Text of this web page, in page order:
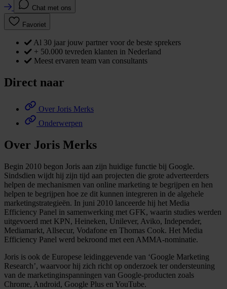
Chat met ons
Favoriet
Al 30 jaar jouw partner voor de beste sprekers
+ 50.000 tevreden klanten in Nederland
Meest ervaren team van consultants
Direct naar
Over Joris Merks
Onderwerpen
Over Joris Merks
Begin 2010 begon Joris aan zijn huidige functie bij Google.
Sindsdien wijdt hij zijn tijd aan projecten die grote adverteerders
helpen de mechanismen van online marketing te begrijpen en hen
helpen te begrijpen hoe ze dit kunnen integreren in de algehele
marketingstrategieën. In juni 2010 lanceerde hij het Media
Efficiency Panel in samenwerking met GFK, waarin studies werden
uitgevoerd met KPN, Heineken, Unilever, Aviko, Independer,
Mediamarkt, Allsecur, Vodafone en Thomas Cook. Het Media
Efficiency Panel werd bekroond met een AMMA-nominatie.
Joris is ook de Europese leidinggevende van ‘Google Marketing
Research’, waarvoor hij zich richt op onderzoek ter ondersteuning
van de marketinginspanningen van Google-producten zoals
Chrome, Android, Google Plus en YouTube.